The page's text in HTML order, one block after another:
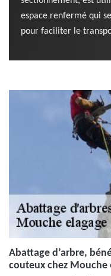
espace renfermé qui
pour faciliter le
Abattage d’arbre,
couteux chez Mouche